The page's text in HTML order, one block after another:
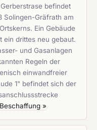
befindet
Solingen-Gräfrath am
Ein Gebäude
ein drittes neu gebaut.
und Gasanlagen
Regeln der
einwandfreier
1" befindet sich der
»